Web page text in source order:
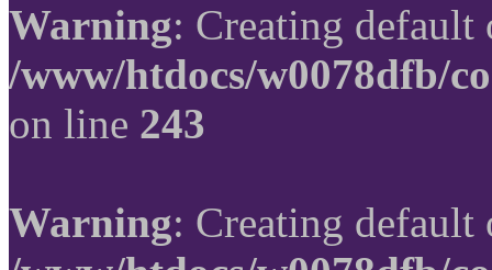
Warning: Creating
/www/htdocs/w0078dfb/
on line 243
Warning: Creating